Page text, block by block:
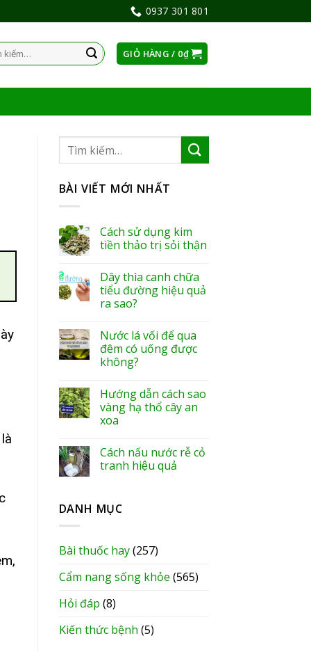
0937 301 801
GIỎ HÀNG / 0₫
BÀI VIẾT MỚI NHẤT
Cách sử dụng kim
tiền thảo trị sỏi thận
Dây thìa canh chữa
tiểu đường hiệu quả
ra sao?
Nước lá vối để qua
đêm có uống được
không?
Hướng dẫn cách sao
vàng hạ thổ cây an
xoa
Cách nấu nước rễ cỏ
tranh hiệu quả
DANH MỤC
Bài thuốc hay(257)
Cẩm nang sống khỏe (565)
Hỏi đáp (8)
Kiến thức bệnh (5)